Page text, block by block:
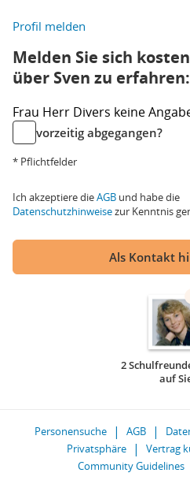
Profil melden
Melden Sie sich
über Sven zu erfahren:
Frau Herr Divers keine
vorzeitig abgegangen?
* Pflichtfelder
Ich akzeptiere dieAGB und habe die
Datenschutzhinweisezur Kenntnis
Als Kontakt
2
auf
Personensuche AGB
Privatsphäre
Vertrag
Community Guidelines